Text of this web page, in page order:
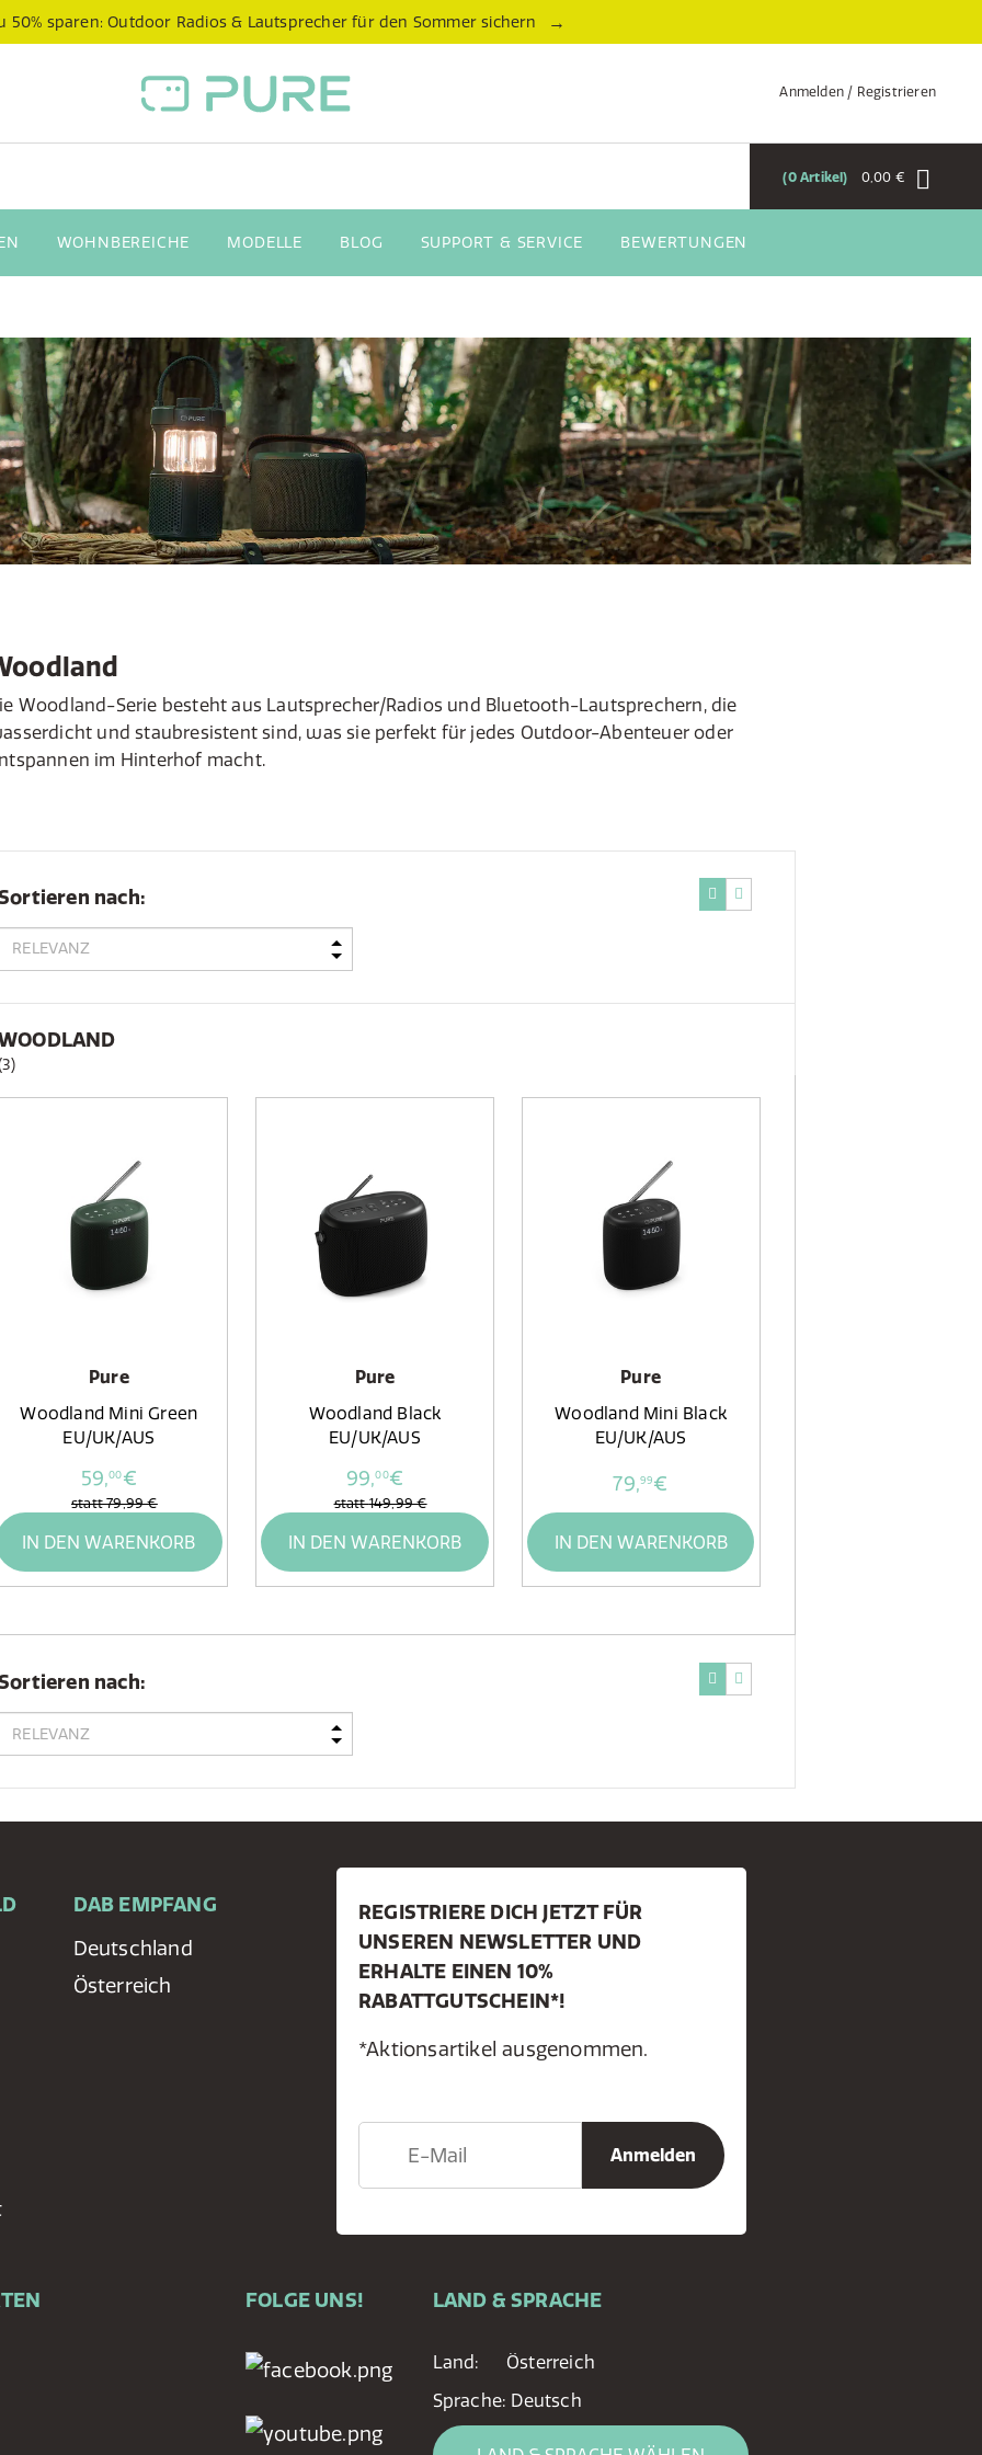
50% sparen: Outdoor Radios & Lautsprecher für den Sommer sichern →
Anmelden / Registrieren
0,00 €
0Artikel
WOHNBEREICHE MODELLE BLOG SUPPORT & SERVICE BEWERTUNGEN
Woodland-Serie besteht aus Lautsprecher/Radios und Bluetooth-Lautsprechern, die
und staubresistent sind, was sie perfekt für jedes Outdoor-Abenteuer oder
im Hinterhof macht.
nach:
Pure
Woodland Mini Green
EU/UK/AUS
59,00€
statt79,99 €
IN DEN WARENKORB
Pure
Woodland Black
EU/UK/AUS
99,00€
statt149,99 €
IN DEN WARENKORB
Pure
Woodland Mini Black
EU/UK/AUS
79,99€
IN DEN WARENKORB
nach:
DAB EMPFANG
Deutschland
Österreich
REGISTRIERE DICH JETZT FÜR
UNSEREN NEWSLETTER UND
ERHALTE EINEN 10%
RABATTGUTSCHEIN*!
*Aktionsartikel ausgenommen.
FOLGE UNS! LAND & SPRACHE
Land:
Österreich
Sprache: Deutsch